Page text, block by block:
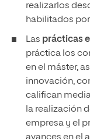
realizarlos
habilitados por
Las prácticas
práctica los
en el máster,
innovación,
califican
la realización
empresa y el